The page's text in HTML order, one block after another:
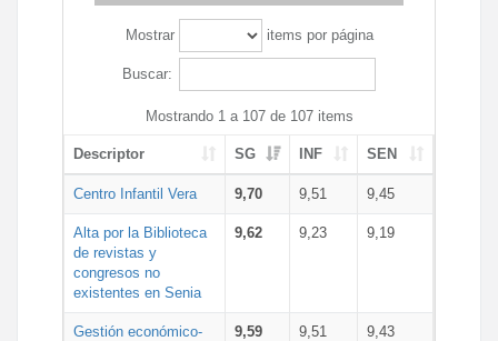
Mostrar items por página
Buscar:
Mostrando 1 a 107 de 107 items
Descriptor SG INF SEN
Centro Infantil Vera 9,70 9,51 9,45
Alta por la Biblioteca
de revistas y
congresos no
existentes en Senia
9,62 9,23 9,19
Gestión económico-
9,59 9,51 9,43